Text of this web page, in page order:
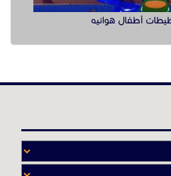
أطفال هوائيه